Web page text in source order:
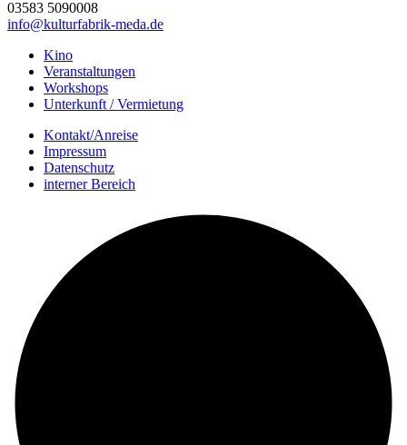
03583 5090008
info@kulturfabrik-meda.de
Kino
Veranstalt­ungen
Workshops
Unterkunft / Vermietung
Kontakt/Anreise
Impressum
Datenschutz
interner Bereich